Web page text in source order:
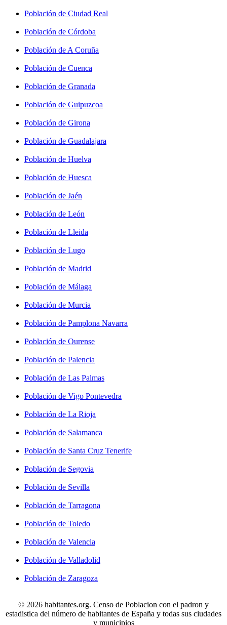
Población de Ciudad Real
Población de Córdoba
Población de A Coruña
Población de Cuenca
Población de Granada
Población de Guipuzcoa
Población de Girona
Población de Guadalajara
Población de Huelva
Población de Huesca
Población de Jaén
Población de León
Población de Lleida
Población de Lugo
Población de Madrid
Población de Málaga
Población de Murcia
Población de Pamplona Navarra
Población de Ourense
Población de Palencia
Población de Las Palmas
Población de Vigo Pontevedra
Población de La Rioja
Población de Salamanca
Población de Santa Cruz Tenerife
Población de Segovia
Población de Sevilla
Población de Tarragona
Población de Toledo
Población de Valencia
Población de Valladolid
Población de Zaragoza
© 2026 habitantes.org. Censo de Poblacion con el padron y
estadistica del número de habitantes de España y todas sus ciudades
y municipios